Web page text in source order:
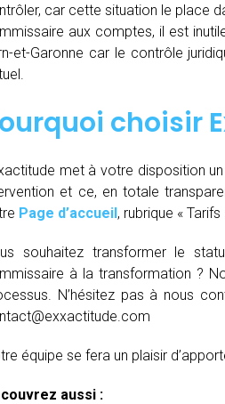
car cette situation le place
aux comptes, il est
et-Garonne car le contrôle
choisir
met à votre disposition
et ce, en totale
Page d’accueil, rubrique «
souhaitez transformer le
à la transformation ?
N’hésitez pas à nous
équipe se fera un plaisir
aussi :